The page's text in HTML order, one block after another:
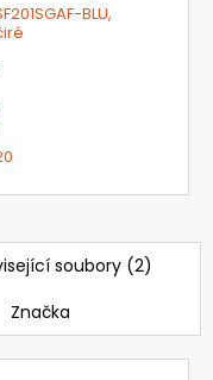
BLU,
soubory (2)
Značka